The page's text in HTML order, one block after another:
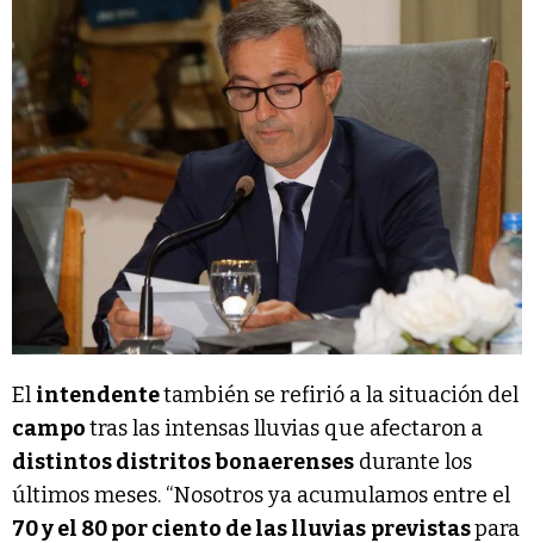
El intendentetambién se refirió a la situación del
campotras las intensas lluvias que afectaron a
distintos distritos bonaerenses durante los
últimos meses. “Nosotros ya acumulamos entre el
70 y el 80 por ciento de las lluvias previstaspara